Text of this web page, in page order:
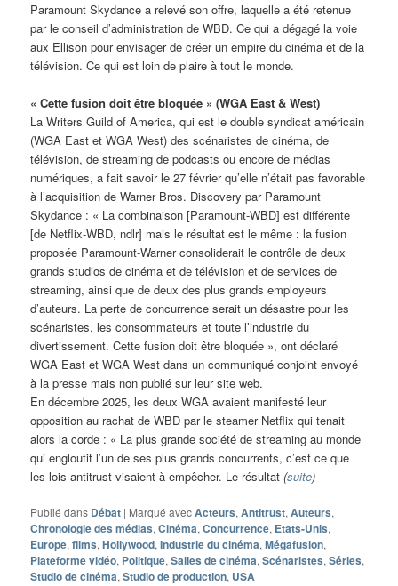
Paramount Skydance a relevé son offre, laquelle a été retenue
par le conseil d’administration de WBD. Ce qui a dégagé la voie
aux Ellison pour envisager de créer un empire du cinéma et de la
télévision. Ce qui est loin de plaire à tout le monde.
« Cette fusion doit être bloquée » (WGA East & West)
La Writers Guild of America, qui est le double syndicat américain
(WGA East et WGA West) des scénaristes de cinéma, de
télévision, de streaming de podcasts ou encore de médias
numériques, a fait savoir le 27 février qu’elle n’était pas favorable
à l’acquisition de Warner Bros. Discovery par Paramount
Skydance : « La combinaison [Paramount-WBD] est différente
[de Netflix-WBD, ndlr] mais le résultat est le même : la fusion
proposée Paramount-Warner consoliderait le contrôle de deux
grands studios de cinéma et de télévision et de services de
streaming, ainsi que de deux des plus grands employeurs
d’auteurs. La perte de concurrence serait un désastre pour les
scénaristes, les consommateurs et toute l’industrie du
divertissement. Cette fusion doit être bloquée », ont déclaré
WGA East et WGA West dans un communiqué conjoint envoyé
à la presse mais non publié sur leur site web.
En décembre 2025, les deux WGA avaient manifesté leur
opposition au rachat de WBD par le steamer Netflix qui tenait
alors la corde : « La plus grande société de streaming au monde
qui engloutit l’un de ses plus grands concurrents, c’est ce que
les lois antitrust visaient à empêcher. Le résultat(suite)
Publié dans Débat | Marqué avecActeurs,Antitrust,Auteurs,
Chronologie des médias,Cinéma,Concurrence, Etats-Unis,
Europe,films,Hollywood,Industrie du cinéma,Mégafusion,
Plateforme vidéo, Politique,Salles de cinéma,Scénaristes,Séries,
Studio de cinéma,Studio de production, USA